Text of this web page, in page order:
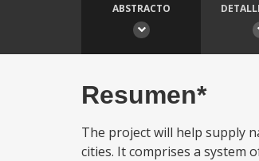
ABSTRACTO
Resumen*
The project will help supply
cities. It comprises a system